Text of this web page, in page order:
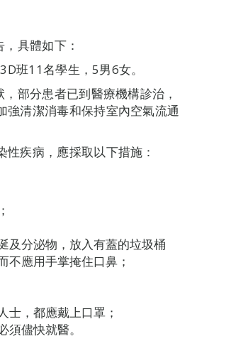
具體如下：
班11名學生，5男6女。
部分患者已到醫療機構診治，
強清潔消毒和保持室內空氣流通
疾病，應採取以下措施：
及分泌物，放入有蓋的垃圾桶
不應用手掌掩住口鼻；
士，都應戴上口罩；
儘快就醫。